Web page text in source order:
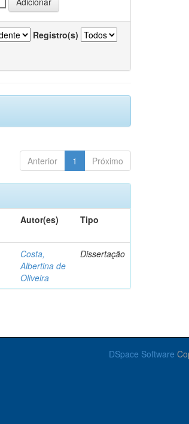
Registro(s)
Anterior 1 Próximo
Autor(es) Tipo
Costa,
Albertina de
Oliveira
Dissertação
DSpace Software